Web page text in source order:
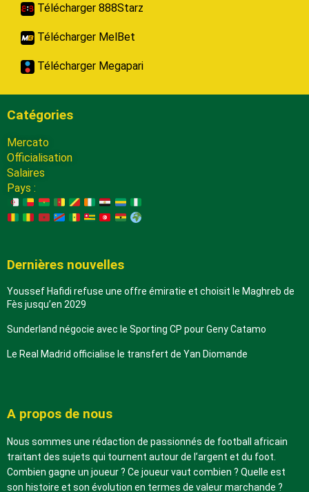
Télécharger 888Starz
Télécharger MelBet
Télécharger Megapari
Catégories
Mercato
Officialisation
Salaires
Pays :
Dernières nouvelles
Youssef Hafidi refuse une offre émiratie et choisit le Maghreb de
Fès jusqu’en 2029
Sunderland négocie avec le Sporting CP pour Geny Catamo
Le Real Madrid officialise le transfert de Yan Diomande
A propos de nous
Nous sommes une rédaction de passionnés de football africain
traitant des sujets qui tournent autour de l’argent et du foot.
Combien gagne un joueur ? Ce joueur vaut combien ? Quelle est
son histoire et son évolution en termes de valeur marchande ?